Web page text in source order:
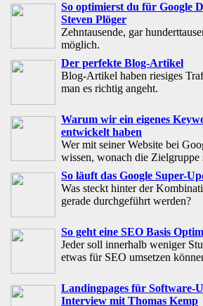
So optimierst du für Google
Steven Plöger
Zehntausende, gar
möglich.
Der perfekte Blog-Artikel
Blog-Artikel haben riesiges
man es richtig angeht.
Warum wir ein eigenes
entwickelt haben
Wer mit seiner Website bei
wissen, wonach die Zielgruppe
So läuft das Google Super-
Was steckt hinter der
gerade durchgeführt werden?
So geht eine SEO Basis
Jeder soll innerhalb weniger
etwas für SEO umsetzen
Landingpages für Software-
Interview mit Thomas Kemp